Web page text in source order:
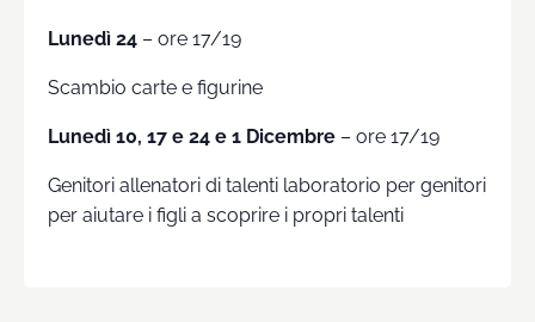
Lunedì 24 – ore 17/19
Scambio carte e figurine
Lunedì 10, 17 e 24 e 1 Dicembre – ore 17/19
Genitori allenatori di talenti laboratorio per genitori
per aiutare i figli a scoprire i propri talenti